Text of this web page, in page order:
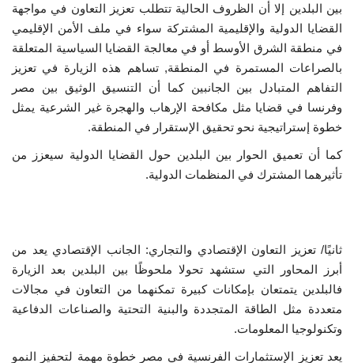
الفيديوهات
الرعاة
الشركاء
Gallery
لغة
بين البلدين إلا أن الظروف الحالية تتطلب تعزيز التعاون في مواجهة
القضايا الدولية والإقليمية المشتركة سواء في ملف الأمن الإقليمي
في منطقة الشرق الأوسط أو في معالجة القضايا السياسية المتعلقة
بالصراعات المستمرة في المنطقة, تساهم هذه الزيارة في تعزيز
التفاهم المتبادل بين الجانبين كما أن التنسيق الوثيق بين مصر
وفرنسا في قضايا مثل مكافحة الإرهاب والهجرة غير الشرعية يمثل
خطوة إستراتيجية نحو تحقيق الإستقرار في المنطقة.
كما أن تعميق الحوار بين البلدين حول القضايا الدولية سيعزز من
تأثيرهما المشترك في المنظمات الدولية.
ثانيًا/ تعزيز التعاون الإقتصادي والتجاري: الجانب الإقتصادي يعد من
أبرز المحاور التي ستشهد تحولا ملحوظًا بين البلدين بعد الزيارة
فالبلدين يتمتعان بإمكانات كبيرة تمكنهما من التعاون في مجالات
متعددة مثل الطاقة المتجددة والبنية التحتية والصناعات الدفاعية
وتكنولوجيا المعلومات.
يعد تعزيز الإستثمارات الفرنسية في مصر خطوة مهمة لتحفيز النمو